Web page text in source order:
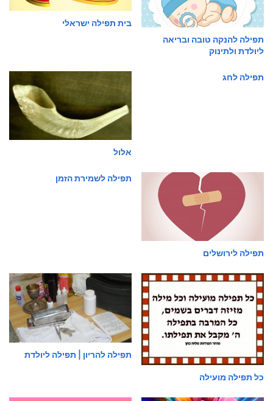
תפילה להנקה טובה ובריאה
ליולדת ולתינוק
בית תפילה ישראלי
תפילה לחג
אלול
תפילה לירושלים
תפילה לשמירת הזמן
כל תפילה מועילה
תפילה להריון | תפילה ליולדת